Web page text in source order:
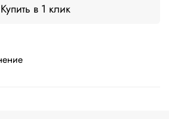
Купить в 1 клик